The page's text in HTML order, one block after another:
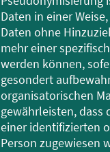
Daten in einer
Daten ohne
mehr einer
werden können,
gesondert
organisatorischen
gewährleisten, dass
einer identifizierten
Person zugewiesen